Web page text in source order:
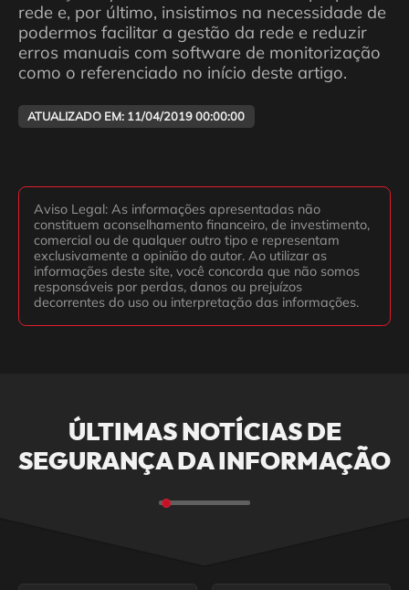
rede e, por último, insistimos na necessidade de
podermos facilitar a gestão da rede e reduzir
erros manuais com software de monitorização
como o referenciado no início deste artigo.
ATUALIZADO EM: 11/04/2019 00:00:00
Aviso Legal: As informações apresentadas não
constituem aconselhamento financeiro, de investimento,
comercial ou de qualquer outro tipo e representam
exclusivamente a opinião do autor. Ao utilizar as
informações deste site, você concorda que não somos
responsáveis por perdas, danos ou prejuízos
decorrentes do uso ou interpretação das informações.
ÚLTIMAS NOTÍCIAS DE
SEGURANÇA DA INFORMAÇÃO